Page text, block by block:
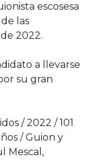
escosesa
las
2022.
a llevarse
su gran
/ 2022 / 101
/ Guion y
Mescal,